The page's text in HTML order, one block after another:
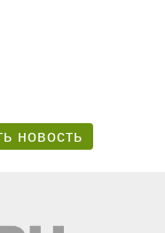
новость